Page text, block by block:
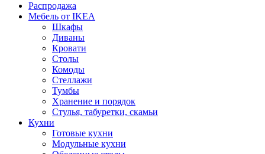
Распродажа
Мебель от IKEA
Шкафы
Диваны
Кровати
Столы
Комоды
Стеллажи
Тумбы
Хранение и порядок
Стулья, табуретки, скамьи
Кухни
Готовые кухни
Модульные кухни